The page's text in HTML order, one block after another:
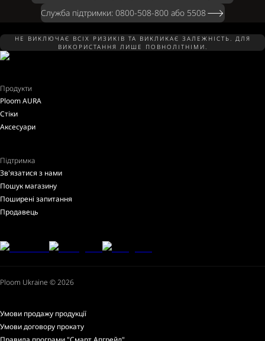
Служба підтримки: 0800-508-800 або 5508
НЕ ВИКЛЮЧАЄ ВСІХ РИЗИКІВ ТА ВИКЛИКАЄ ЗАЛЕЖНІСТЬ. ДЛЯ
ВИКОРИСТАННЯ ЛИШЕ ПОВНОЛІТНІМИ.
Продукти
Ploom AURA
Стіки
Аксесуари
Підтримка
Зв'язатися з нами
Пошук магазину
Поширені запитання
Продавець
Ploom Ukraine © 2026
Умови продажу продукції
Умови договору прокату